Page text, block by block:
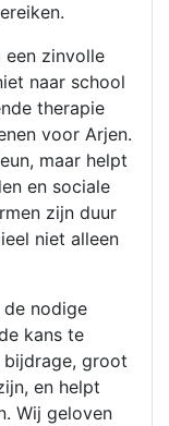
een zinvolle
naar school
therapie
voor Arjen.
maar helpt
en sociale
zijn duur
niet alleen
nodige
kans te
groot
en helpt
Wij geloven